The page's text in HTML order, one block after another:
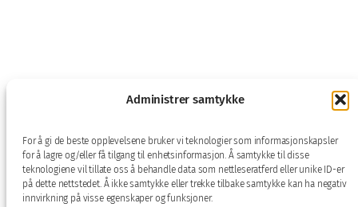
Administrer samtykke
For å gi de beste opplevelsene bruker vi teknologier som informasjonskapsler
for å lagre og/eller få tilgang til enhetsinformasjon. Å samtykke til disse
teknologiene vil tillate oss å behandle data som nettleseratferd eller unike ID-er
på dette nettstedet. Å ikke samtykke eller trekke tilbake samtykke kan ha negativ
innvirkning på visse egenskaper og funksjoner.